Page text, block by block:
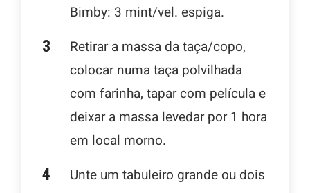
Bimby: 3 mint/vel. espiga.
Retirar a massa da taça/copo,
colocar numa taça polvilhada
com farinha, tapar com película e
deixar a massa levedar por 1 hora
em local morno.
Unte um tabuleiro grande ou dois